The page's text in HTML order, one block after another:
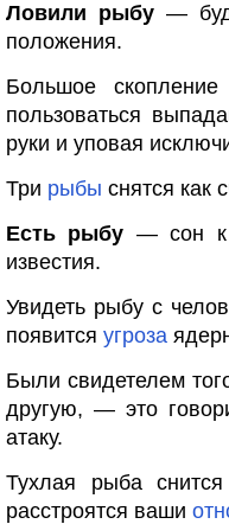
Ловили рыбу —
положения.
Большое скопление
пользоваться
руки и уповая
Три рыбы снятся как
Есть рыбу — сон к
известия.
Увидеть рыбу с
появится угроза
Были свидетелем
другую, — это
атаку.
Тухлая рыба
расстроятся ваши